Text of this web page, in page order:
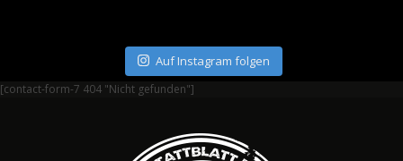
Auf Instagram folgen
[contact-form-7 404 "Nicht gefunden"]